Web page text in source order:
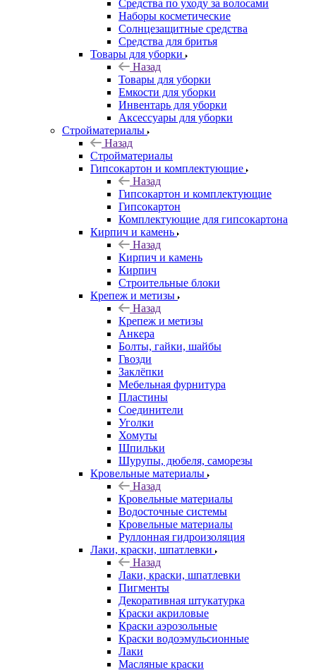
Средства по уходу за волосами
Наборы косметические
Солнцезащитные средства
Средства для бритья
Товары для уборки
Назад
Товары для уборки
Емкости для уборки
Инвентарь для уборки
Аксессуары для уборки
Стройматериалы
Назад
Стройматериалы
Гипсокартон и комплектующие
Назад
Гипсокартон и комплектующие
Гипсокартон
Комплектующие для гипсокартона
Кирпич и камень
Назад
Кирпич и камень
Кирпич
Строительные блоки
Крепеж и метизы
Назад
Крепеж и метизы
Анкера
Болты, гайки, шайбы
Гвозди
Заклёпки
Мебельная фурнитура
Пластины
Соединители
Уголки
Хомуты
Шпильки
Шурупы, дюбеля, саморезы
Кровельные материалы
Назад
Кровельные материалы
Водосточные системы
Кровельные материалы
Руллонная гидроизоляция
Лаки, краски, шпатлевки
Назад
Лаки, краски, шпатлевки
Пигменты
Декоративная штукатурка
Краски акриловые
Краски аэрозольные
Краски водоэмульсионные
Лаки
Масляные краски